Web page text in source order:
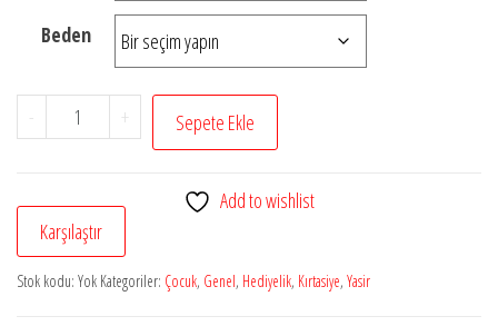
Beden
-
Yasir
Çocuk
Pantolon
adet
+ Sepete Ekle
Add to wishlist
Karşılaştır
Stok kodu: Yok Kategoriler: Çocuk, Genel, Hediyelik, Kırtasiye, Yasir